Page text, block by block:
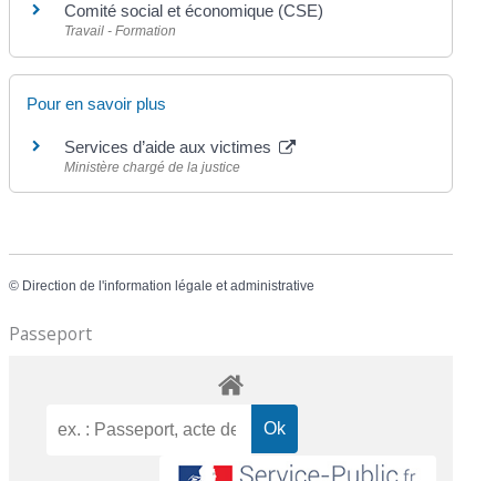
Comité social et économique (CSE)
Travail - Formation
Pour en savoir plus
Services d’aide aux victimes
Ministère chargé de la justice
© Direction de l'information légale et administrative
Passeport